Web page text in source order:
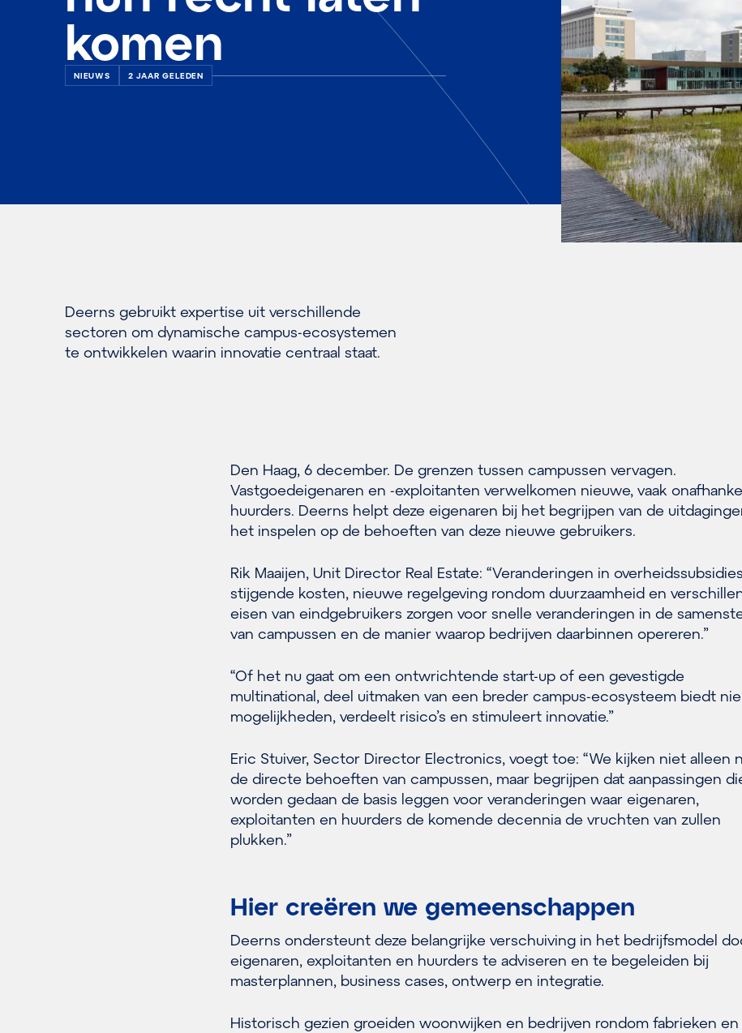
komen
NIEUWS 2 JAAR GELEDEN
Deerns gebruikt expertise uit verschillende
sectoren om dynamische campus-ecosystemen
te ontwikkelen waarin innovatie centraal staat.
Den Haag, 6 december. De grenzen tussen campussen vervagen.
Vastgoedeigenaren en -exploitanten verwelkomen nieuwe, vaak
huurders. Deerns helpt deze eigenaren bij het begrijpen van de
het inspelen op de behoeften van deze nieuwe gebruikers.
Rik Maaijen, Unit Director Real Estate: “Veranderingen in
stijgende kosten, nieuwe regelgeving rondom duurzaamheid en
eisen van eindgebruikers zorgen voor snelle veranderingen in de
van campussen en de manier waarop bedrijven daarbinnen opereren.”
“Of het nu gaat om een ontwrichtende start-up of een gevestigde
multinational, deel uitmaken van een breder campus-ecosysteem biedt
mogelijkheden, verdeelt risico’s en stimuleert innovatie.”
Eric Stuiver, Sector Director Electronics, voegt toe: “We kijken niet alleen
de directe behoeften van campussen, maar begrijpen dat aanpassingen
worden gedaan de basis leggen voor veranderingen waar eigenaren,
exploitanten en huurders de komende decennia de vruchten van zullen
plukken.”
Hier creëren we gemeenschappen
Deerns ondersteunt deze belangrijke verschuiving in het bedrijfsmodel
eigenaren, exploitanten en huurders te adviseren en te begeleiden bij
masterplannen, business cases, ontwerp en integratie.
Historisch gezien groeiden woonwijken en bedrijven rondom fabrieken en